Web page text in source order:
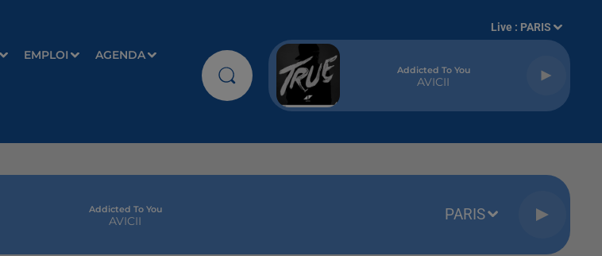
EMPLOI AGENDA
Live : PARIS
Addicted To You
AVICII
Addicted To You
AVICII PARIS